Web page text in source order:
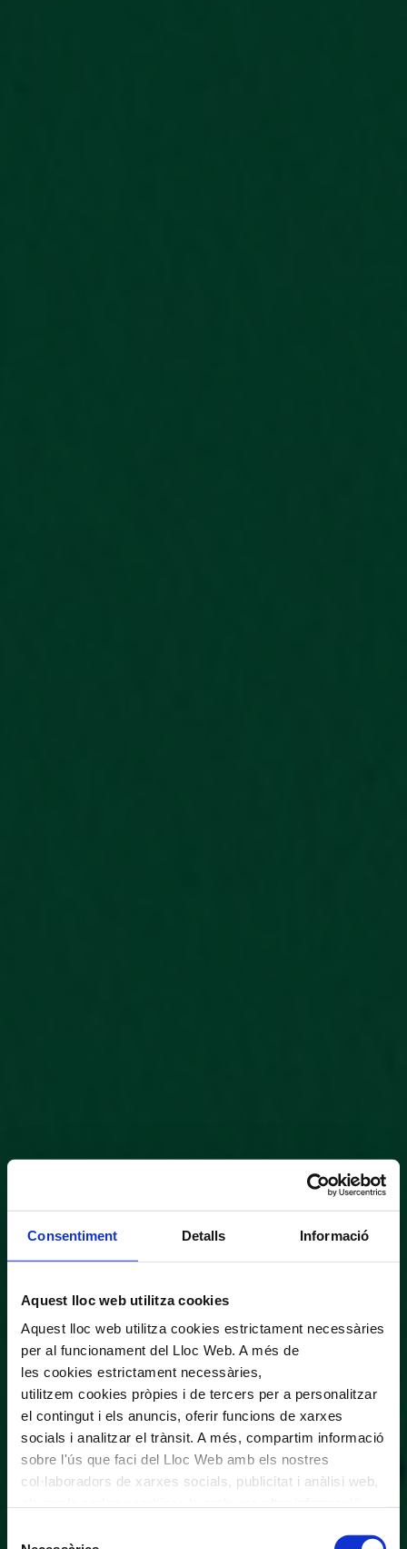
Consentiment Detalls Informació
Aquest lloc web utilitza cookies
Aquest lloc web utilitza cookies estrictament necessàries
per al funcionament del Lloc Web. A més de
les cookies estrictament necessàries,
utilitzem cookies pròpies i de tercers per a personalitzar
el contingut i els anuncis, oferir funcions de xarxes
socials i analitzar el trànsit. A més, compartim informació
sobre l'ús que faci del Lloc Web amb els nostres
col·laboradors de xarxes socials, publicitat i anàlisi web,